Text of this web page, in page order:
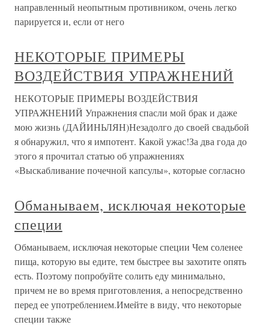
направленный неопытным противником, очень легко
парируется и, если от него
НЕКОТОРЫЕ ПРИМЕРЫ
ВОЗДЕЙСТВИЯ УПРАЖНЕНИЙ
НЕКОТОРЫЕ ПРИМЕРЫ ВОЗДЕЙСТВИЯ
УПРАЖНЕНИЙ Упражнения спасли мой брак и даже
мою жизнь (ДАЙИНЬЛЯН)Незадолго до своей свадьбой
я обнаружил, что я импотент. Какой ужас!За два года до
этого я прочитал статью об упражнениях
«Выскабливание почечной капсулы», которые согласно
Обманываем, исключая некоторые
специи
Обманываем, исключая некоторые специи Чем соленее
пища, которую вы едите, тем быстрее вы захотите опять
есть. Поэтому попробуйте солить еду минимально,
причем не во время приготовления, а непосредственно
перед ее употреблением.Имейте в виду, что некоторые
специи также